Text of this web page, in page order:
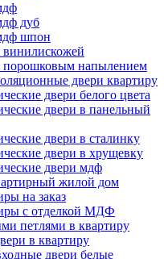
дуб
шпон
порошковым напылением
двери квартиру
двери белого цвета
двери в панельный
двери в сталинку
двери в хрущевку
двери мдф
жилой дом
на заказ
с отделкой МДФ
петлями в квартиру
в квартиру
двери белые